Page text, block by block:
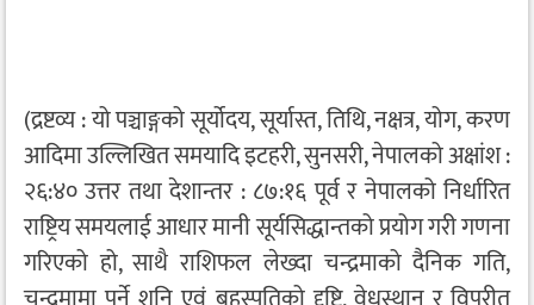
(द्रष्टव्य : यो पञ्चाङ्गको सूर्योदय, सूर्यास्त, तिथि, नक्षत्र, योग, करण
आदिमा उल्लिखित समयादि इटहरी, सुनसरी, नेपालको अक्षांश :
२६:४० उत्तर तथा देशान्तर : ८७:१६ पूर्व र नेपालको निर्धारित
राष्ट्रिय समयलाई आधार मानी सूर्यसिद्धान्तको प्रयोग गरी गणना
गरिएको हो, साथै राशिफल लेख्दा चन्द्रमाको दैनिक गति,